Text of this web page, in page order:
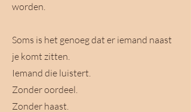
worden.
Soms is het genoeg dat er iemand naast
je komt zitten.
Iemand die luistert.
Zonder oordeel.
Zonder haast.